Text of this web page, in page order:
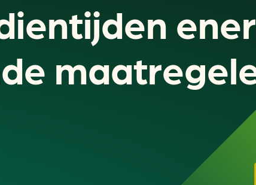
CO2-voetafdruk
MKB energie